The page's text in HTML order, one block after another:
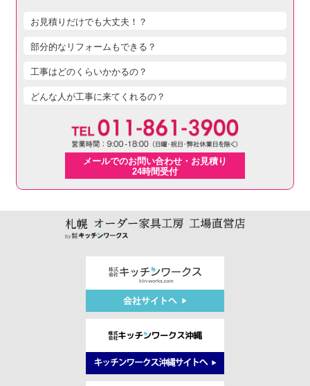
お見積りだけでも大丈夫！？
部分的なリフォームもできる？
工事はどのくらいかかるの？
どんな人が工事に来てくれるの？
メールでのお問い合わせ・お見積り
24時間受付